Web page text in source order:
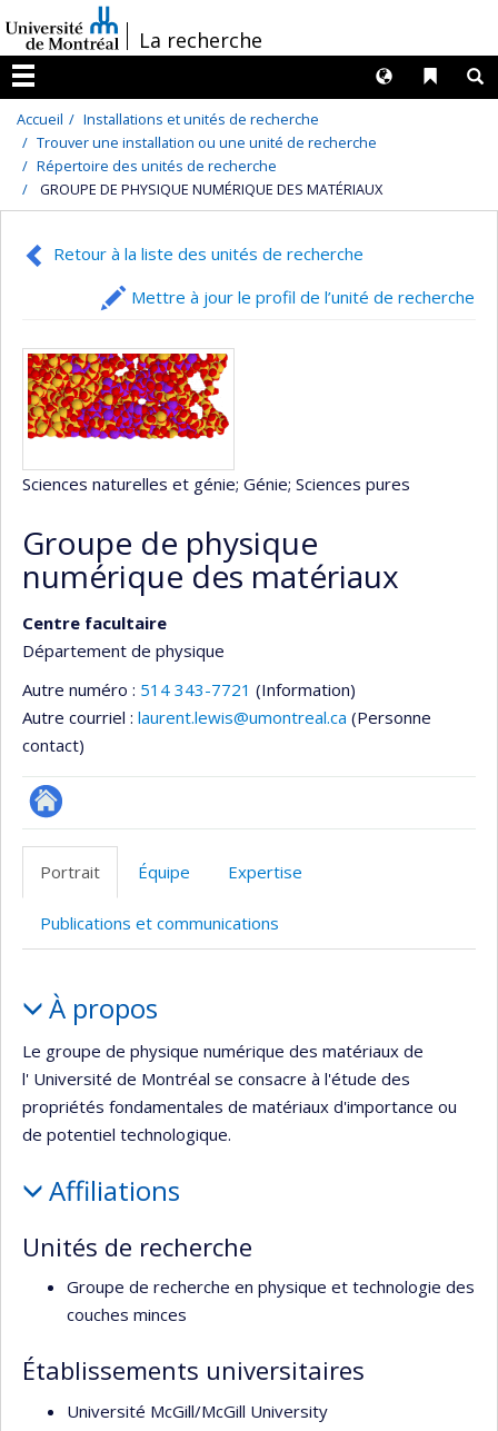
au
contenu
/La recherche
Menu
Liens
Langues
Accueil
Installations et unités de recherche
Trouver une installation ou une unité de recherche
Répertoire des unités de recherche
GROUPE DE PHYSIQUE NUMÉRIQUE DES MATÉRIAUX
Retour à la liste des unités de recherche
Mettre à jour le profil de l’unité de recherche
Sciences naturelles et génie; Génie; Sciences pures
Groupe de physique
numérique des matériaux
Centre facultaire
Département de physique
Autre numéro : 514 343-7721 (Information)
Autre courriel : laurent.lewis@umontreal.ca (Personne
contact)
Site
l’unité
de
Portrait Équipe Expertise
Publications et communications
Portrait
À propos
Le groupe de physique numérique des matériaux de
l' Université de Montréal se consacre à l'étude des
propriétés fondamentales de matériaux d'importance ou
de potentiel technologique.
Affiliations
Unités de recherche
Groupe de recherche en physique et technologie des
couches minces
Établissements universitaires
Université McGill/McGill University